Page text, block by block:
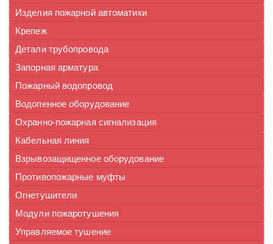
Изделия пожарной автоматики
Крепеж
Детали трубопровода
Запорная арматура
Пожарный водопровод
Водопенное оборудование
Охранно-пожарная сигнализация
Кабельная линия
Взрывозащищенное оборудование
Противопожарные муфты
Огнетушители
Модули пожаротушения
Управляемое тушение